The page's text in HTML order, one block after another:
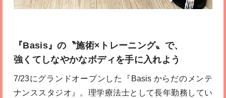
『Basis』の〝施術×トレーニング〟で、
強くてしなやかなボディを手に入れよう
7/23にグランドオープンした『Basis からだのメンテ
ナンススタジオ』。理学療法士として長年勤務してい